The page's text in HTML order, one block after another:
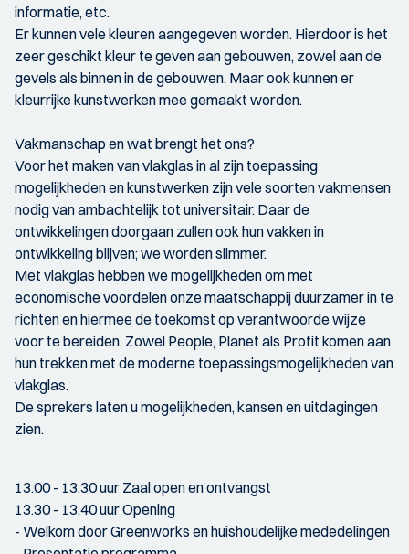
informatie, etc.
Er kunnen vele kleuren aangegeven worden. Hierdoor is het
zeer geschikt kleur te geven aan gebouwen, zowel aan de
gevels als binnen in de gebouwen. Maar ook kunnen er
kleurrijke kunstwerken mee gemaakt worden.
Vakmanschap en wat brengt het ons?
Voor het maken van vlakglas in al zijn toepassing
mogelijkheden en kunstwerken zijn vele soorten vakmensen
nodig van ambachtelijk tot universitair. Daar de
ontwikkelingen doorgaan zullen ook hun vakken in
ontwikkeling blijven; we worden slimmer.
Met vlakglas hebben we mogelijkheden om met
economische voordelen onze maatschappij duurzamer in te
richten en hiermee de toekomst op verantwoorde wijze
voor te bereiden. Zowel People, Planet als Profit komen aan
hun trekken met de moderne toepassingsmogelijkheden van
vlakglas.
De sprekers laten u mogelijkheden, kansen en uitdagingen
zien.
13.00 - 13.30 uur Zaal open en ontvangst
13.30 - 13.40 uur Opening
- Welkom door Greenworks en huishoudelijke mededelingen